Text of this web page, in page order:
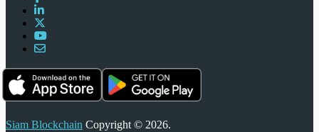
Siam Blockchain Copyright © 2026.